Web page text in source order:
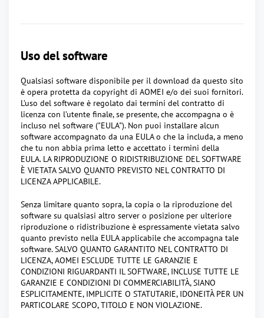
Uso del software
Qualsiasi software disponibile per il download da questo sito
è opera protetta da copyright di AOMEI e/o dei suoi fornitori.
L’uso del software è regolato dai termini del contratto di
licenza con l’utente finale, se presente, che accompagna o è
incluso nel software ("EULA"). Non puoi installare alcun
software accompagnato da una EULA o che la includa, a meno
che tu non abbia prima letto e accettato i termini della
EULA. LA RIPRODUZIONE O RIDISTRIBUZIONE DEL SOFTWARE
È VIETATA SALVO QUANTO PREVISTO NEL CONTRATTO DI
LICENZA APPLICABILE.
Senza limitare quanto sopra, la copia o la riproduzione del
software su qualsiasi altro server o posizione per ulteriore
riproduzione o ridistribuzione è espressamente vietata salvo
quanto previsto nella EULA applicabile che accompagna tale
software. SALVO QUANTO GARANTITO NEL CONTRATTO DI
LICENZA, AOMEI ESCLUDE TUTTE LE GARANZIE E
CONDIZIONI RIGUARDANTI IL SOFTWARE, INCLUSE TUTTE LE
GARANZIE E CONDIZIONI DI COMMERCIABILITÀ, SIANO
ESPLICITAMENTE, IMPLICITE O STATUTARIE, IDONEITÀ PER UN
PARTICOLARE SCOPO, TITOLO E NON VIOLAZIONE.